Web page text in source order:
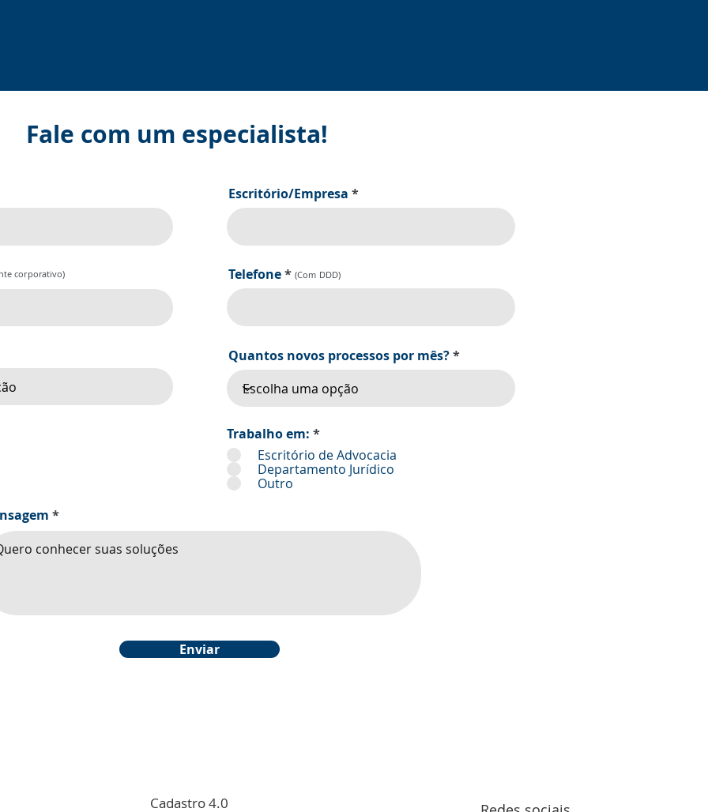
Fale com um especialista!
corporativo)
Escritório/Empresa
Telefone (Com DDD)
Quantos novos processos por mês?
Trabalho em: *
Escritório de Advocacia
Departamento Jurídico
Outro
Enviar
Cadastro 4.0